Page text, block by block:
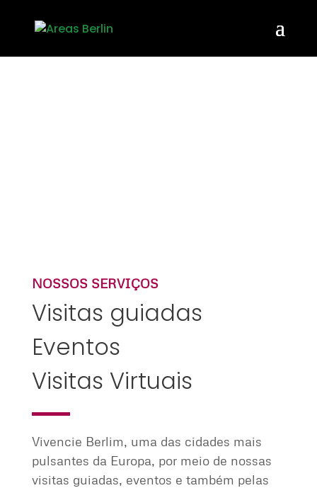
NOSSOS SERVIÇOS
Visitas guiadas
Eventos
Visitas Virtuais
Vivencie Berlim, uma das cidades mais
pulsantes da Europa, por meio de nossas
visitas guiadas, eventos e também pelas